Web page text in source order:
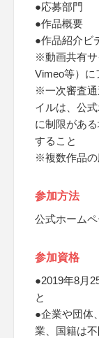
●応募部門
●作品概要
●作品紹介ビ
※動画共有サ
Vimeo等）に
※一次審査通
イルは、公
に制限があ
すること
※複数作品の
参加方法
公式ホーム
参加資格
●2019年8月
と
●企業や団体
業、国籍は不